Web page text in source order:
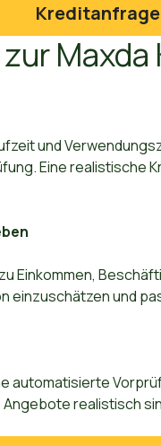
und
Eine realistische
Einkommen,
einzuschätzen und
automatisierte
realistisch